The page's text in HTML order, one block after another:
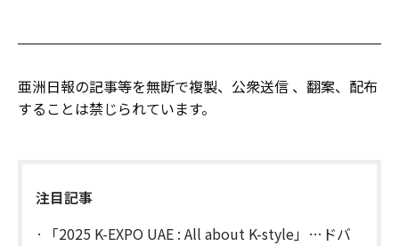
亜洲日報の記事等を無断で複製、公衆送信 、翻案、配布
することは禁じられています。
注目記事
「2025 K-EXPO UAE : All about K-style」…ドバ